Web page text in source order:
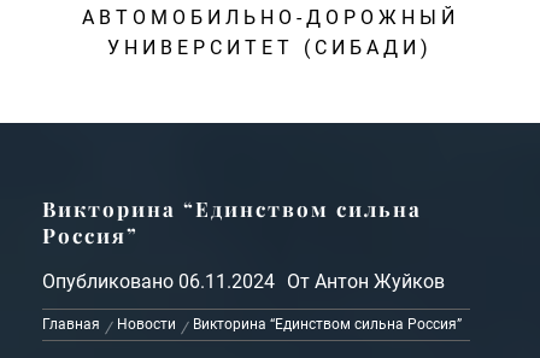
АВТОМОБИЛЬНО-ДОРОЖНЫЙ
УНИВЕРСИТЕТ (СИБАДИ)
Викторина “Единством сильна
Россия”
Опубликовано 06.11.2024 От Антон Жуйков
Главная Новости Викторина “Единством сильна Россия”